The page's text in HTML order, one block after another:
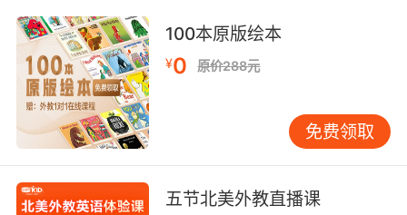
的过程中也会注重与孩子的沟通交流，那么孩子
的英语也能得到更加有效的提升。
青少儿在线英语哪家好最后看孩子的适应情况如
何，毕竟只有适合他们的才能对他们的英语学习
带去帮助。
100本原版绘本
¥0 原价288元
免费领取
五节北美外教直播课